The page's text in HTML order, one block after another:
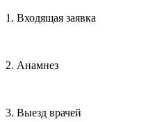
1. Входящая заявка
2. Анамнез
3. Выезд врачей